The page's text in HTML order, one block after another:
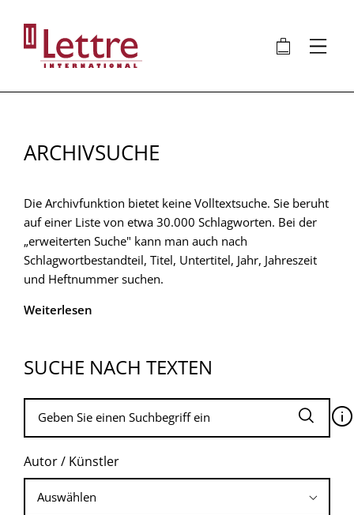
Inhalt
🛍 ⋮
ARCHIVSUCHE
Die Archivfunktion bietet keine Volltextsuche. Sie beruht
auf einer Liste von etwa 30.000 Schlagworten. Bei der
„erweiterten Suche" kann man auch nach
Schlagwortbestandteil, Titel, Untertitel, Jahr, Jahreszeit
und Heftnummer suchen.
Weiterlesen
SUCHE NACH TEXTEN
🛈
Autor / Künstler